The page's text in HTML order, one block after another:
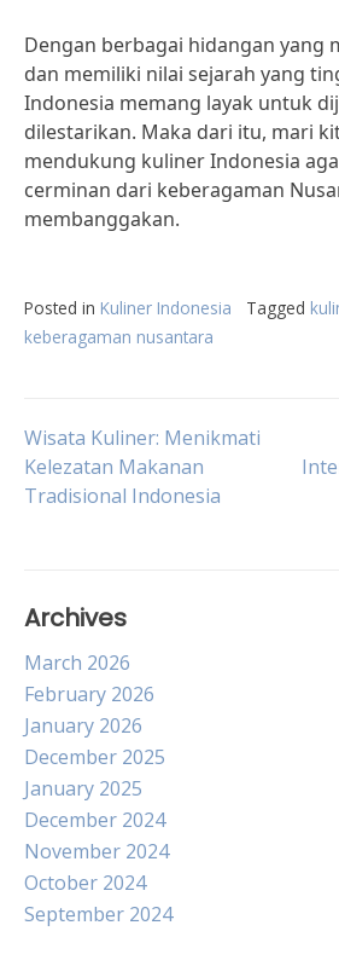
Dengan berbagai hidangan yang
dan memiliki nilai sejarah yang
Indonesia memang layak untuk
dilestarikan. Maka dari itu, mari
mendukung kuliner Indonesia
cerminan dari keberagaman
membanggakan.
Posted in Kuliner Indonesia Tagged
keberagaman nusantara
Post
navigation
Wisata Kuliner: Menikmati
Kelezatan Makanan
Tradisional Indonesia
Archives
March 2026
February 2026
January 2026
December 2025
January 2025
December 2024
November 2024
October 2024
September 2024